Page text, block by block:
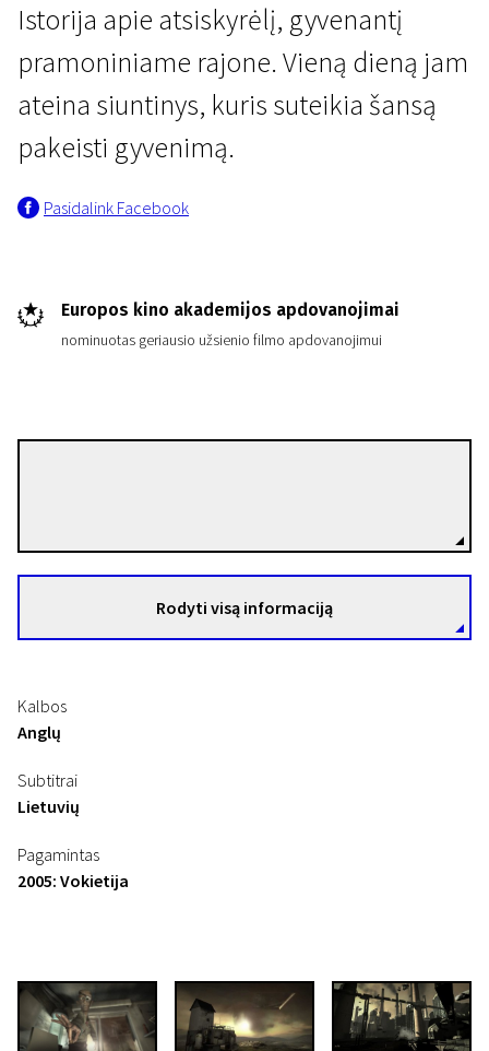
Istorija apie atsiskyrėlį, gyvenantį
pramoniniame rajone. Vieną dieną jam
ateina siuntinys, kuris suteikia šansą
pakeisti gyvenimą.
Pasidalink Facebook
Europos kino akademijos apdovanojimai
nominuotas geriausio užsienio filmo apdovanojimui
Rodyti visą informaciją
Kalbos
Anglų
Subtitrai
Lietuvių
Pagamintas
2005: Vokietija